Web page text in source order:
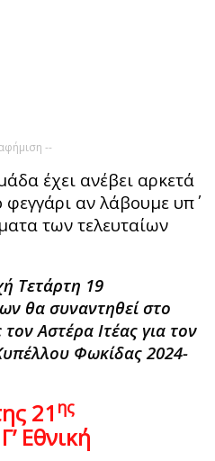
--
έχει ανέβει αρκετά
φεγγάρι αν λάβουμε υπ΄
των τελευταίων
Τετάρτη 19
θα συναντηθεί στο
Αστέρα Ιτέας για τον
Φωκίδας 2024-
21 ης
Εθνική